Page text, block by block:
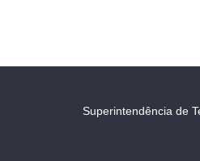
Superintendência de